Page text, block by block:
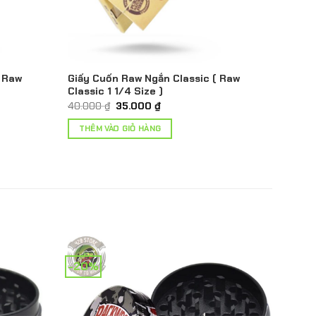
Giấy Cuốn Raw Ngắn Classic ( Raw
Classic 1 1/4 Size )
40.000₫ Giá
là:
40.000 ₫.
35.000₫Giá
tại
là:
THÊM VÀO GIỎ HÀNG
-20%